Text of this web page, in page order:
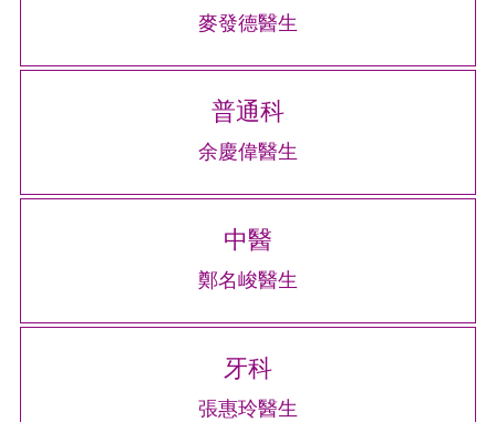
麥發德醫生
普通科
余慶偉醫生
中醫
鄭名峻醫生
牙科
張惠玲醫生